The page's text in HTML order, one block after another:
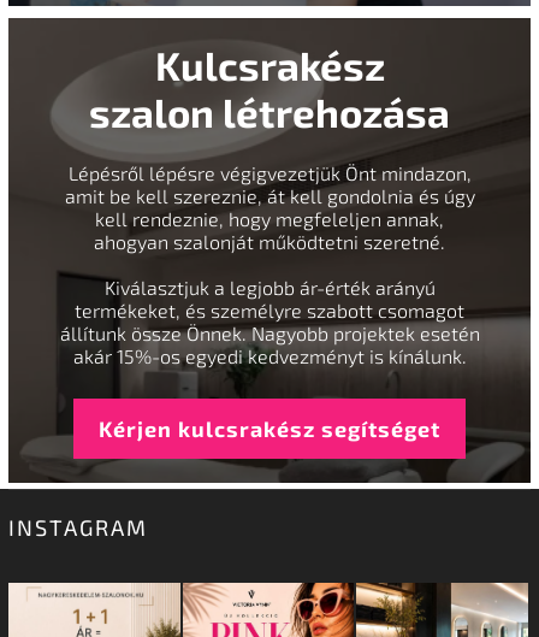
Kulcsrakész
szalon létrehozása
Lépésről lépésre végigvezetjük Önt mindazon,
amit be kell szereznie, át kell gondolnia és úgy
kell rendeznie, hogy megfeleljen annak,
ahogyan szalonját működtetni szeretné.
Kiválasztjuk a legjobb ár-érték arányú
termékeket, és személyre szabott csomagot
állítunk össze Önnek. Nagyobb projektek esetén
akár 15%-os egyedi kedvezményt is kínálunk.
Kérjen kulcsrakész segítséget
INSTAGRAM